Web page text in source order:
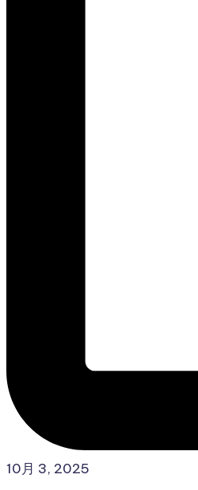
10月 3, 2025